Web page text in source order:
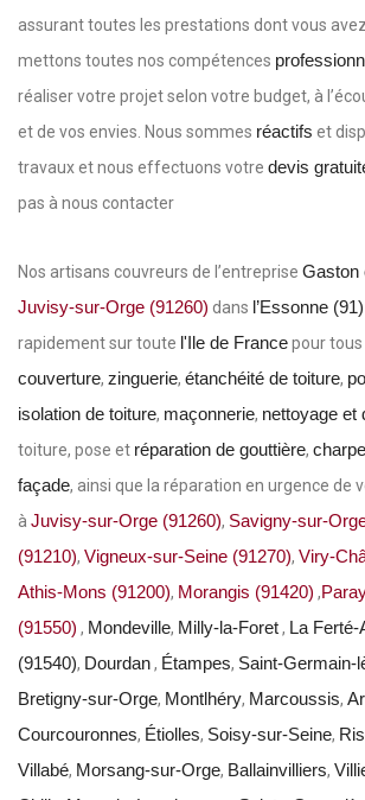
assurant toutes les prestations dont vous
mettons toutes nos compétences
réaliser votre projet selon votre budget, à
et de vos envies. Nous sommes réactifs et
travaux et nous effectuons votre devis
pas à nous contacter
Nos artisans couvreurs de l’entreprise Gaston
Juvisy-sur-Orge (91260) dans l’Essonne (91)
rapidement sur toute l'Ile de Francepour
couverture, zinguerie, étanchéité de toiture,
isolation de toiture, maçonnerie, nettoyage et
toiture, pose et réparation de gouttière,
façade, ainsi que la réparation en urgence de
à Juvisy-sur-Orge (91260), Savigny-sur-
(91210), Vigneux-sur-Seine (91270), Viry-
Athis-Mons (91200), Morangis (91420) ,
(91550) , Mondeville, Milly-la-Foret, La Ferté-
(91540), Dourdan, Étampes, Saint-Germain-
Bretigny-sur-Orge, Montlhéry, Marcoussis,
Courcouronnes, Étiolles, Soisy-sur-Seine,
Villabé, Morsang-sur-Orge, Ballainvilliers,